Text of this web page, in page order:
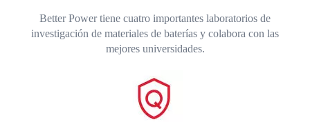
Better Power tiene cuatro importantes laboratorios de
investigación de materiales de baterías y colabora con las
mejores universidades.